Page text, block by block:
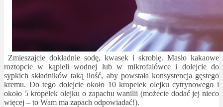
Zmieszajcie dokładnie sodę, kwasek i skrobię. Masło kakaowe
roztopcie w kąpieli wodnej lub w mikrofalówce i dolejcie do
sypkich składników taką ilość, aby powstała konsystencja gęstego
kremu. Do tego dolejcie około 10 kropelek olejku cytrynowego i
około 5 kropelek olejku o zapachu wanilii (możecie dodać jej nieco
więcej – to Wam ma zapach odpowiadać!).